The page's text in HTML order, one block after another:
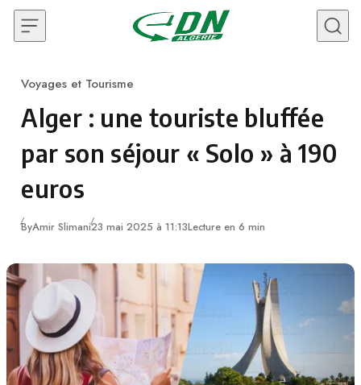
Skip to content
Category
Voyages et Tourisme
Alger : une touriste bluffée
par son séjour « Solo » à 190
euros
ByAmir Slimani23 mai 2025 à 11:13Lecture en 6 min